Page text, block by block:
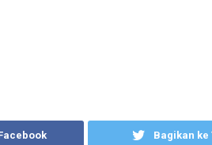
Bagikan ke